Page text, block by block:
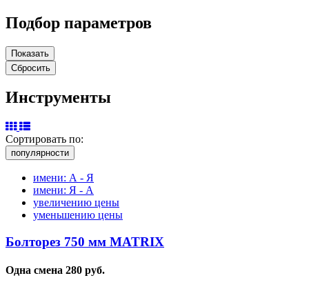
Подбор параметров
Инструменты
Сортировать по:
популярности
имени: А - Я
имени: Я - А
увеличению цены
уменьшению цены
Болторез 750 мм MATRIX
Одна смена 280 руб.